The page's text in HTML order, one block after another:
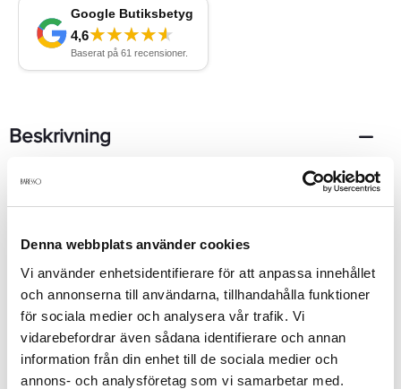
Denna webbplats använder cookies
Vi använder enhetsidentifierare för att anpassa innehållet
och annonserna till användarna, tillhandahålla funktioner
för sociala medier och analysera vår trafik. Vi
vidarebefordrar även sådana identifierare och annan
information från din enhet till de sociala medier och
annons- och analysföretag som vi samarbetar med.
Beskrivning
Givenchy Play For Him Edt Som ansikte utåt för denna
maskulina och förförande doft anlitade Givenchy artisten och
helhet och innehåller fräscha och aromatiska inslag av
mandarin, bergamott, bitter apelsin, grapefrukt, träd,
svartpeppar, patchouli och kaffe.
Se mer
Produktdetaljer